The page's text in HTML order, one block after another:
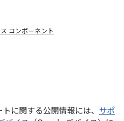
コンポーネント
に関する公開情報には、 サポ